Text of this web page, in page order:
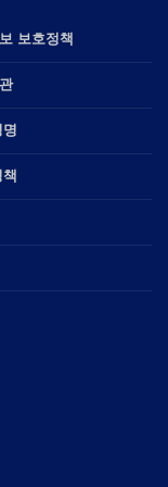
보호정책
명